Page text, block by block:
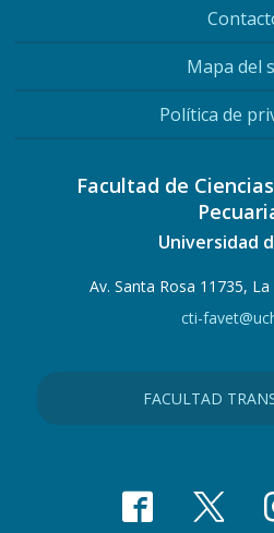
Mapa del
Política de
Facultad de
Universidad
Av. Santa Rosa 11735,
cti-
FACULTAD